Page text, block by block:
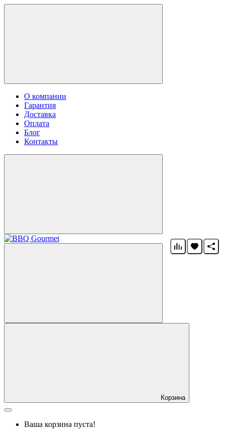
О компании
Гарантия
Доставка
Оплата
Блог
Контакты
Корзина
Ваша корзина пуста!